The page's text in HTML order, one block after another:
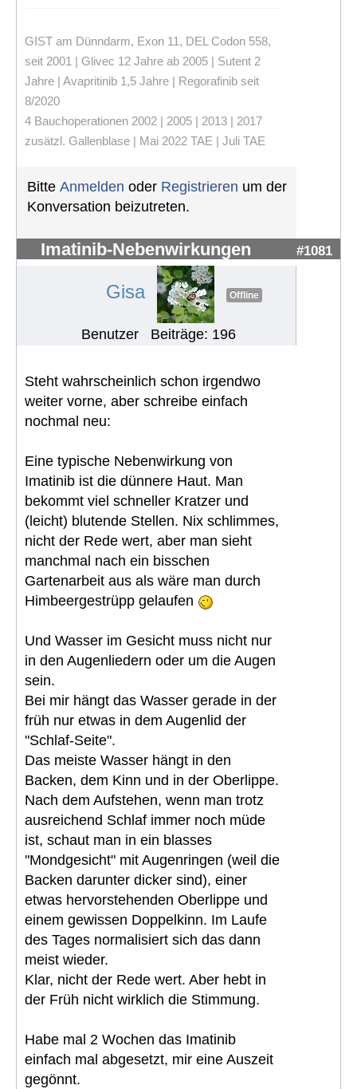
GIST am Dünndarm, Exon 11, DEL Codon 558,
seit 2001 | Glivec 12 Jahre ab 2005 | Sutent 2
Jahre | Avapritinib 1,5 Jahre | Regorafinib seit
8/2020
4 Bauchoperationen 2002 | 2005 | 2013 | 2017
zusätzl. Gallenblase | Mai 2022 TAE | Juli TAE
Bitte Anmelden oder Registrieren um der
Konversation beizutreten.
Imatinib-Nebenwirkungen #1081
Gisa Offline
Benutzer Beiträge: 196
Steht wahrscheinlich schon irgendwo
weiter vorne, aber schreibe einfach
nochmal neu:
Eine typische Nebenwirkung von
Imatinib ist die dünnere Haut. Man
bekommt viel schneller Kratzer und
(leicht) blutende Stellen. Nix schlimmes,
nicht der Rede wert, aber man sieht
manchmal nach ein bisschen
Gartenarbeit aus als wäre man durch
Himbeergestrüpp gelaufen
Und Wasser im Gesicht muss nicht nur
in den Augenliedern oder um die Augen
sein.
Bei mir hängt das Wasser gerade in der
früh nur etwas in dem Augenlid der
"Schlaf-Seite".
Das meiste Wasser hängt in den
Backen, dem Kinn und in der Oberlippe.
Nach dem Aufstehen, wenn man trotz
ausreichend Schlaf immer noch müde
ist, schaut man in ein blasses
"Mondgesicht" mit Augenringen (weil die
Backen darunter dicker sind), einer
etwas hervorstehenden Oberlippe und
einem gewissen Doppelkinn. Im Laufe
des Tages normalisiert sich das dann
meist wieder.
Klar, nicht der Rede wert. Aber hebt in
der Früh nicht wirklich die Stimmung.
Habe mal 2 Wochen das Imatinib
einfach mal abgesetzt, mir eine Auszeit
gegönnt.